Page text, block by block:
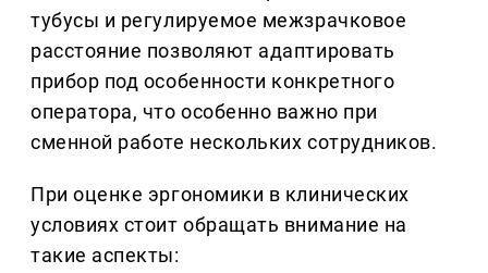
тубусы и регулируемое межзрачковое
расстояние позволяют адаптировать
прибор под особенности конкретного
оператора, что особенно важно при
сменной работе нескольких сотрудников.
При оценке эргономики в клинических
условиях стоит обращать внимание на
такие аспекты: